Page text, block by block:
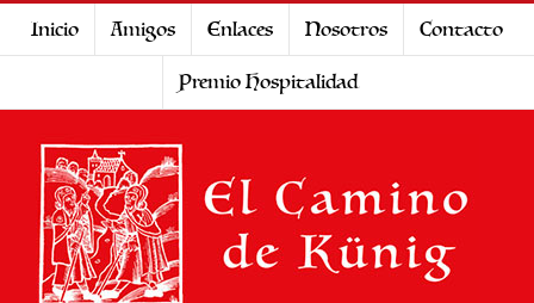
Inicio Amigos Enlaces Nosotros
Contacto
Premio Hospitalidad